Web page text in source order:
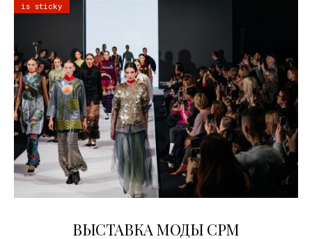
is sticky
ВЫСТАВКА МОДЫ CPM